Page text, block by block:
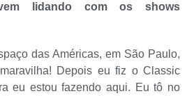
lidando com os shows
das Américas, em São Paulo,
Depois eu fiz o Classic
eu estou fazendo aqui. Eu tô no